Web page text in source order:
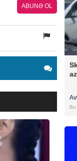
ABUNƏ OL